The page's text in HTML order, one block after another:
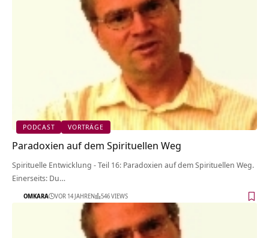
PODCAST VORTRÄGE
Paradoxien auf dem Spirituellen Weg
Spirituelle Entwicklung - Teil 16: Paradoxien auf dem Spirituellen Weg.
Einerseits: Du…
OMKARA VOR 14 JAHREN 546 VIEWS